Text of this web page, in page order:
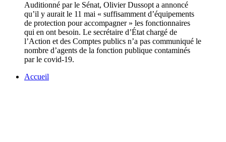
Auditionné par le Sénat, Olivier Dussopt a annoncé
qu’il y aurait le 11 mai « suffisamment d’équipements
de protection pour accompagner » les fonctionnaires
qui en ont besoin. Le secrétaire d’État chargé de
l’Action et des Comptes publics n’a pas communiqué le
nombre d’agents de la fonction publique contaminés
par le covid-19.
Accueil